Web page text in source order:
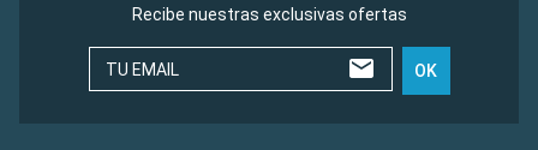
Recibe nuestras exclusivas ofertas
TU EMAIL OK